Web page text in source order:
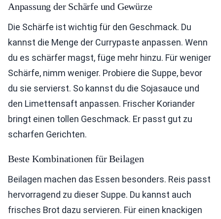
Anpassung der Schärfe und Gewürze
Die Schärfe ist wichtig für den Geschmack. Du
kannst die Menge der Currypaste anpassen. Wenn
du es schärfer magst, füge mehr hinzu. Für weniger
Schärfe, nimm weniger. Probiere die Suppe, bevor
du sie servierst. So kannst du die Sojasauce und
den Limettensaft anpassen. Frischer Koriander
bringt einen tollen Geschmack. Er passt gut zu
scharfen Gerichten.
Beste Kombinationen für Beilagen
Beilagen machen das Essen besonders. Reis passt
hervorragend zu dieser Suppe. Du kannst auch
frisches Brot dazu servieren. Für einen knackigen